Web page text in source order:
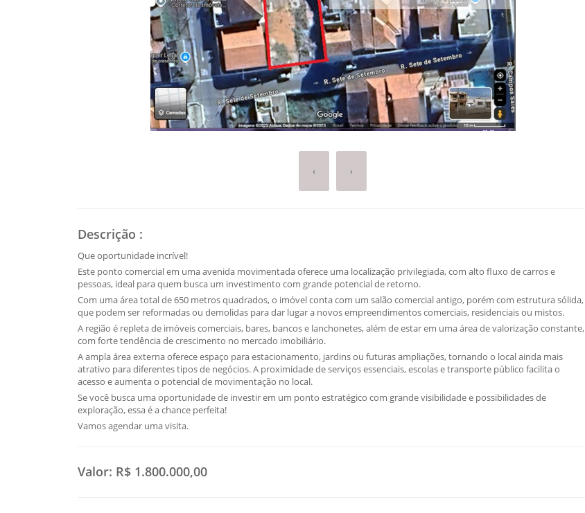
‹ ›
Descrição :
Que oportunidade incrível!
Este ponto comercial em uma avenida movimentada oferece uma localização privilegiada, com alto fluxo de carros e
pessoas, ideal para quem busca um investimento com grande potencial de retorno.
Com uma área total de 650 metros quadrados, o imóvel conta com um salão comercial antigo, porém com estrutura sólida,
que podem ser reformadas ou demolidas para dar lugar a novos empreendimentos comerciais, residenciais ou mistos.
A região é repleta de imóveis comerciais, bares, bancos e lanchonetes, além de estar em uma área de valorização constante,
com forte tendência de crescimento no mercado imobiliário.
A ampla área externa oferece espaço para estacionamento, jardins ou futuras ampliações, tornando o local ainda mais
atrativo para diferentes tipos de negócios. A proximidade de serviços essenciais, escolas e transporte público facilita o
acesso e aumenta o potencial de movimentação no local.
Se você busca uma oportunidade de investir em um ponto estratégico com grande visibilidade e possibilidades de
exploração, essa é a chance perfeita!
Vamos agendar uma visita.
Valor: R$ 1.800.000,00